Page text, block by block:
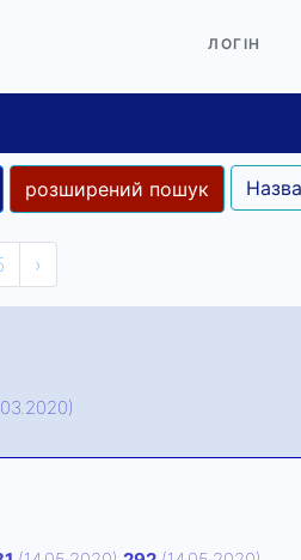
ЛОГІН
розширений пошук Назва
›